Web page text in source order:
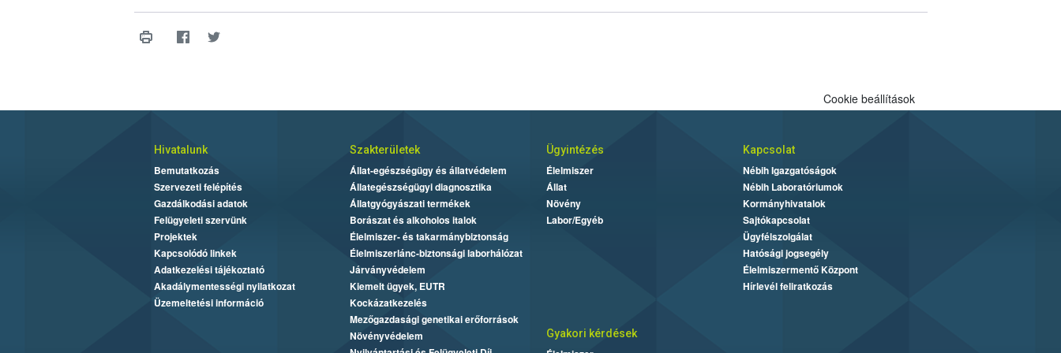
Cookie beállítások
Hivatalunk
Bemutatkozás
Szervezeti felépítés
Gazdálkodási adatok
Felügyeleti szervünk
Projektek
Kapcsolódó linkek
Adatkezelési tájékoztató
Akadálymentességi nyilatkozat
Üzemeltetési információ
Szakterületek
Állat-egészségügy és állatvédelem
Állategészségügyi diagnosztika
Állatgyógyászati termékek
Borászat és alkoholos italok
Élelmiszer- és takarmánybiztonság
Élelmiszerlánc-biztonsági laborhálózat
Járványvédelem
Kiemelt ügyek, EUTR
Kockázatkezelés
Mezőgazdasági genetikai erőforrások
Növényvédelem
Ügyintézés
Élelmiszer
Állat
Növény
Labor/Egyéb
Kapcsolat
Nébih Igazgatóságok
Nébih Laboratóriumok
Kormányhivatalok
Sajtókapcsolat
Ügyfélszolgálat
Hatósági jogsegély
Élelmiszermentő Központ
Hírlevél feliratkozás
Gyakori kérdések